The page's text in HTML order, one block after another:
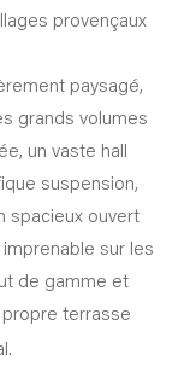
provençaux
paysagé,
grands volumes
un vaste hall
suspension,
spacieux ouvert
sur les
de gamme et
terrasse